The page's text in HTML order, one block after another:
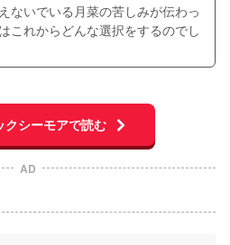
ないでいる月菜の苦しみが伝わっ
これからどんな選択をするのでし
クシーモアで読む
AD